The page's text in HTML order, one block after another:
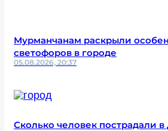
Мурманчанам раскрыли
светофоров в городе
05.08.2026, 20:37
Сколько человек пострадали